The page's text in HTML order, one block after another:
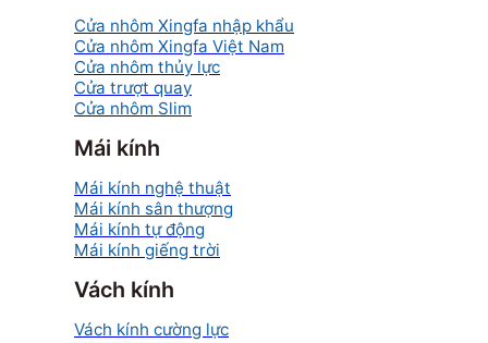
Cửa nhôm Xingfa nhập khẩu
Cửa nhôm Xingfa Việt Nam
Cửa nhôm thủy lực
Cửa trượt quay
Cửa nhôm Slim
Mái kính
Mái kính nghệ thuật
Mái kính sân thượng
Mái kính tự động
Mái kính giếng trời
Vách kính
Vách kính cường lực